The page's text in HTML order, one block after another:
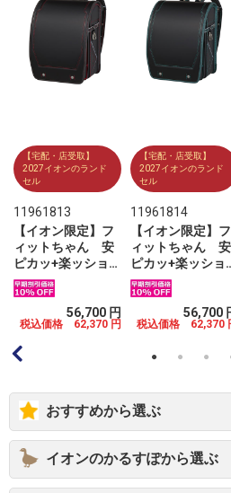
【宅配・店受取】
2027イオンのランド
セル
11961813
【イオン限定】フ
ィットちゃん 安
ピカッ+楽ッショ
ン グローリーブ
ライト ブラック×
レッドステッチ
56,700 円
税込価格 62,370 円
【宅配・店受取】
2027イオンのランド
セル
11961814
【イオン限定】フ
ィットちゃん 安
ピカッ+楽ッショ
ン グローリーブ
ライト ブラック×
56,700
税込価格 62,370
おすすめから選ぶ
イオンのかるすぽから選ぶ